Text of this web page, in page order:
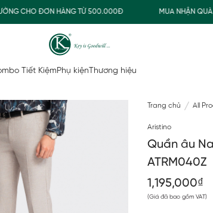
CHO ĐƠN HÀNG TỪ 500.000Đ MUA NHẬN QUÀ
Tiết KiệmPhụ kiện Thương hiệu
Trang chủ All
Aristino
Quần âu
ATRM040Z
1,195,000₫
(Giá đã bao gồm VAT)